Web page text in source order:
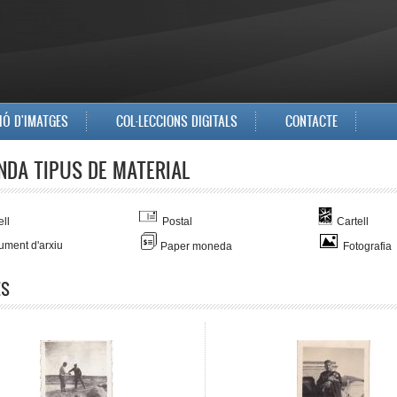
D'IMATGES COL·LECCIONS DIGITALS CONTACTE
TIPUS DE MATERIAL
Postal Cartell
d'arxiu
Paper moneda Fotografia